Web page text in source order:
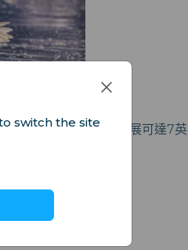
！一隻成年禿鷹的翼展可達7英
頓美味的獵食。
switch the site